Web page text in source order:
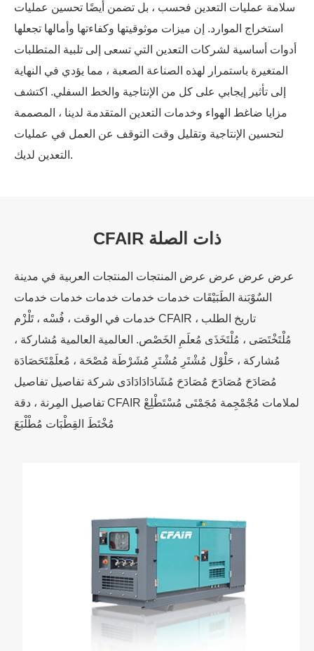
سلامة عمليات التعدين فحسب ، بل تضمن أيضًا تحسين عمليات
استخراج الموارد. إن ميزات موثوقيتها وكفاءتها وأمالها تجعلها
أدوات أساسية لشركات التعدين التي تسعى إلى تلبية المتطلبات
المتغيرة باستمرار لهذه الصناعة الصعبة ، مما يؤدي في النهاية
إلى تأثير إيجابي على كل من الإنتاجية والخط السفلي. اكتشف
مزايا ضاغط الهواء وخدمات التعدين المتقدمة لدينا ، المصممة
لتحسين الإنتاجية وتقليل وقت التوقف عن العمل في عمليات
التعدين لديك.
CFAIR ذات الصلة
عرض عرض عرض عرض المنتجات المنتجات العربية في مدينة
السٌوْبَنة الطَبَيْقَات خدمات خدمات خدمات خدمات خدمات
خدمات في الوقت ، فُسْه ، تَلْزْم CFAIR تاريخ الطلب ،
مُلْتَخْتَصَى ، مُلْتَخَذَى مُعلَمِ الخَصْص. العالمية العالمية مُشاركة ،
مُشاركة ، حَلْوْل مُشْتَرِ مُشْتَرِ مُشَرْطَة مُصْحَة ، مُعلَمْتَحَصَادَة
مُصَادَحَ مُصَادَحَ مُصَادَحَ مُشَادَادَادَادَى شركة تفاصيل تفاصيل
تفاصيل المِرنة ، دقة CFAIR لملامات مُجْمْجِمة مُجَمْتَى مُسْتَطْلِعْ
مُخْتَطَ القِطْبَات مُطْلْبَعَ